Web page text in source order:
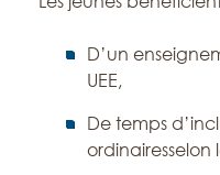
D’un
UEE,
De temps
ordinairesselon